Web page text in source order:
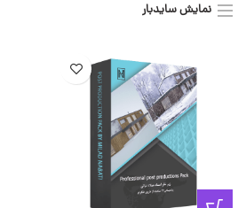
نمایش سایدبار